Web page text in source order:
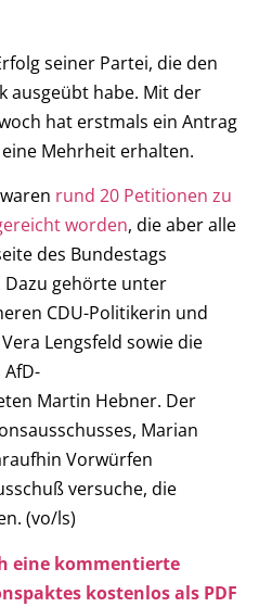
seiner Partei, die den
ausgeübt habe. Mit der
hat erstmals ein Antrag
Mehrheit erhalten.
rund 20 Petitionen zu
worden, die aber alle
des Bundestags
gehörte unter
CDU-Politikerin und
Lengsfeld sowie die
Martin Hebner. Der
Marian
Vorwürfen
versuche, die
(vo/ls)
eine kommentierte
kostenlos als PDF